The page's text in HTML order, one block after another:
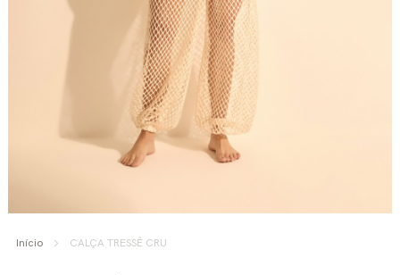
Início CALÇA TRESSÊ CRU
para